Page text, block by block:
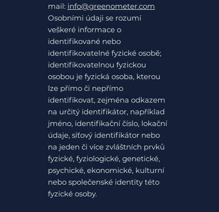
mail: info@greenometer.com
Osobními údaji se rozumí
veškeré informace o
identifikované nebo
identifikovatelné fyzické osobě;
identifikovatelnou fyzickou
osobou je fyzická osoba, kterou
lze přímo či nepřímo
identifikovat, zejména odkazem
na určitý identifikátor, například
jméno, identifikační číslo, lokační
údaje, síťový identifikátor nebo
na jeden či více zvláštních prvků
fyzické, fyziologické, genetické,
psychické, ekonomické, kulturní
nebo společenské identity této
fyzické osoby.